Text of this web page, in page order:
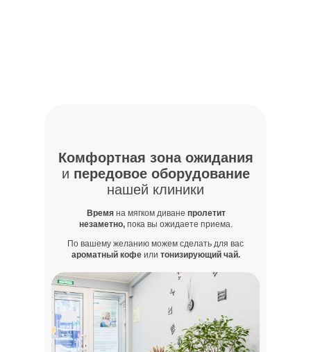
Комфортная зона ожидания
и передовое оборудование
нашей клиники
Времяна мягком диване пролетит
незаметно, пока вы ожидаете приема.
По вашему желанию можем сделать для вас
ароматный кофеили тонизирующий чай.